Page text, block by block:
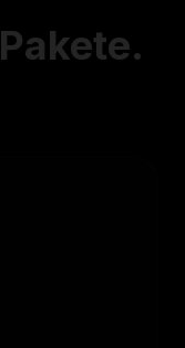
Pakete.